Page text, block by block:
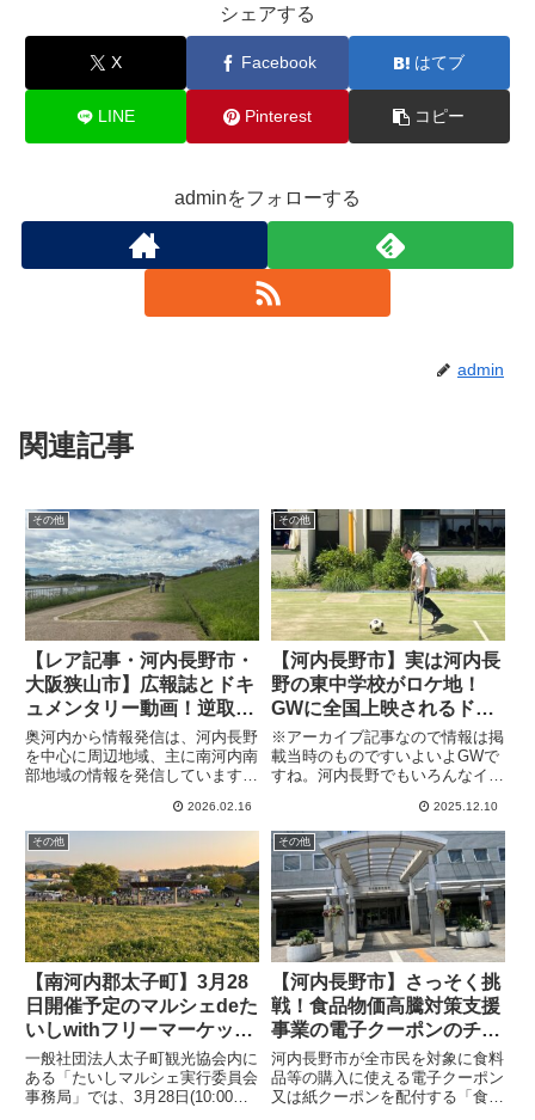
シェアする
X Facebook はてブ
LINE Pinterest コピー
adminをフォローする
admin
関連記事
その他
【レア記事・河内長野市・
大阪狭山市】広報誌とドキ
ュメンタリー動画！逆取材
の場所と裏話をご紹介
奥河内から情報発信は、河内長野
を中心に周辺地域、主に南河内南
部地域の情報を発信しています。
物に焦点をあてながら、その人物
や組織、物などを最大限に引き立
てる文章が書けるように努力して
います。そして本来は「裏方」と
いう立場なので、あまり表には出
ません。
2026.02.16
その他
【河内長野市】実は河内長
野の東中学校がロケ地！
GWに全国上映されるドク
ちゃんフジとサクラにつな
ぐ愛（2024年4月28日アー
カイブ）
※アーカイブ記事なので情報は掲
載当時のものですいよいよGWで
すね。河内長野でもいろんなイベ
なければなりません。また連休中
ならば特に河内長野を飛び出して
大阪市内に遊びに行く人も多いの
ではないでしょうか？「PR」
「...
2025.12.10
その他
【南河内郡太子町】3月28
日開催予定のマルシェdeた
いしwithフリーマーケット
の出店者（フリマ、キッチ
ンカー、飲食、あて物な
ど）を募集中
一般社団法人太子町観光協会内に
ある「たいしマルシェ実行委員会
事務局」では、3月28日(10:00～
その他
【河内長野市】さっそく挑
戦！食品物価高騰対策支援
事業の電子クーポンのチャ
ージ方法を詳しく解説しま
す
河内長野市が全市民を対象に食料
品等の購入に使える電子クーポン
又は紙クーポンを配付する「食品